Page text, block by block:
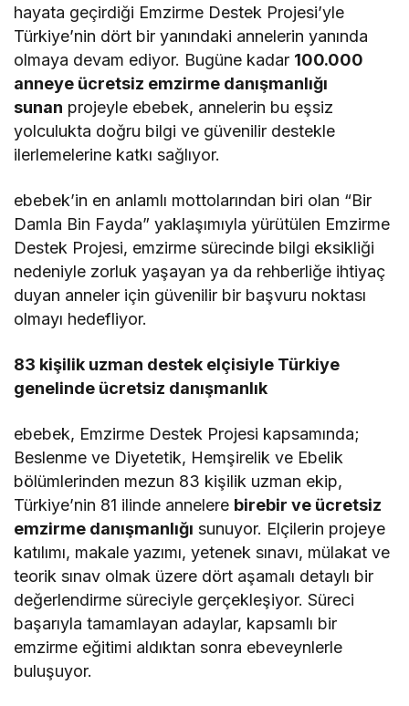
hayata geçirdiği Emzirme Destek Projesi’yle
Türkiye’nin dört bir yanındaki annelerin yanında
olmaya devam ediyor. Bugüne kadar 100.000
anneye ücretsiz emzirme danışmanlığı
sunan projeyle ebebek, annelerin bu eşsiz
yolculukta doğru bilgi ve güvenilir destekle
ilerlemelerine katkı sağlıyor.
ebebek’in en anlamlı mottolarından biri olan “Bir
Damla Bin Fayda” yaklaşımıyla yürütülen Emzirme
Destek Projesi, emzirme sürecinde bilgi eksikliği
nedeniyle zorluk yaşayan ya da rehberliğe ihtiyaç
duyan anneler için güvenilir bir başvuru noktası
olmayı hedefliyor.
83 kişilik uzman destek elçisiyle Türkiye
genelinde ücretsiz danışmanlık
ebebek, Emzirme Destek Projesi kapsamında;
Beslenme ve Diyetetik, Hemşirelik ve Ebelik
bölümlerinden mezun 83 kişilik uzman ekip,
Türkiye’nin 81 ilinde annelere birebir ve ücretsiz
emzirme danışmanlığı sunuyor. Elçilerin projeye
katılımı, makale yazımı, yetenek sınavı, mülakat ve
teorik sınav olmak üzere dört aşamalı detaylı bir
değerlendirme süreciyle gerçekleşiyor. Süreci
başarıyla tamamlayan adaylar, kapsamlı bir
emzirme eğitimi aldıktan sonra ebeveynlerle
buluşuyor.